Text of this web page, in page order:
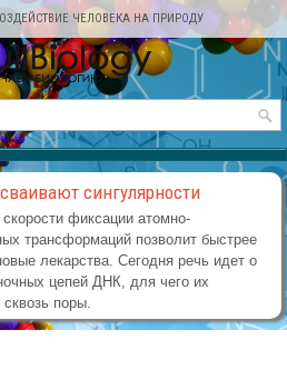
ЧЕЛОВЕКА НА ПРИРОДУ
сингулярности
фиксации атомно-
трансформаций позволит быстрее
лекарства. Сегодня речь идет о
цепей ДНК, для чего их
поры.